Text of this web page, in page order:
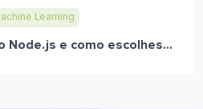
Learning
Node.js e como escolhes...